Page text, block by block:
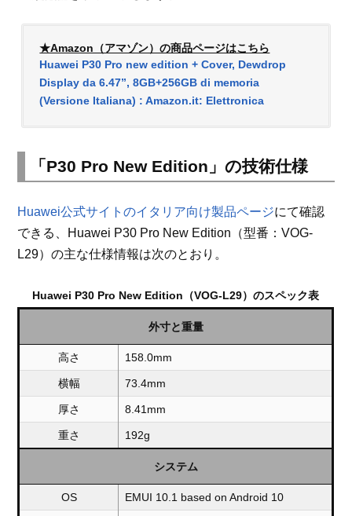
★Amazon（アマゾン）の商品ページはこちら
Huawei P30 Pro new edition + Cover, Dewdrop
Display da 6.47”, 8GB+256GB di memoria
(Versione Italiana) : Amazon.it: Elettronica
「P30 Pro New Edition」の技術仕様
Huawei公式サイトのイタリア向け製品ページにて確認
できる、Huawei P30 Pro New Edition（型番：VOG-
L29）の主な仕様情報は次のとおり。
Huawei P30 Pro New Edition（VOG-L29）のスペック表
外寸と重量
高さ 158.0mm
横幅 73.4mm
厚さ 8.41mm
重さ 192g
システム
OS EMUI 10.1 based on Android 10